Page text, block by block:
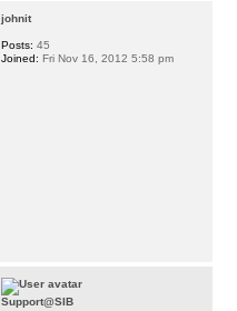
johnit
Posts: 45
Joined: Fri Nov 16, 2012 5:58 pm
Support@SIB